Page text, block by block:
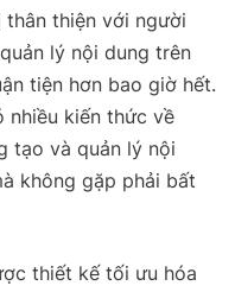
thân thiện với người
lý nội dung trên
tiện hơn bao giờ hết.
nhiều kiến thức về
tạo và quản lý nội
không gặp phải bất
thiết kế tối ưu hóa